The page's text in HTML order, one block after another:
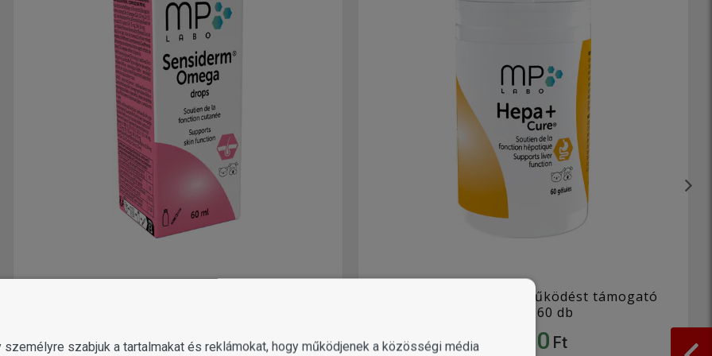
13 575Ft-tól
MP Labo Hepa+ májműködést támogató
kapszula 60 db
13 890 Ft
szabjuk a tartalmakat és reklámokat, hogy működjenek a közösségi média